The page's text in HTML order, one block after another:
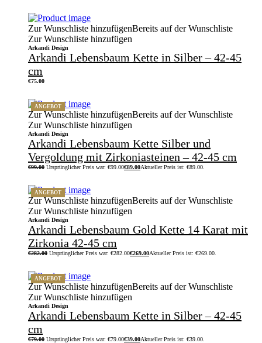
Zur Wunschliste hinzufügenBereits auf der Wunschliste
Zur Wunschliste hinzufügen
Arkandi Design
Arkandi Lebensbaum Kette in Silber – 42-45
cm
€75.00
ANGEBOT
Zur Wunschliste hinzufügenBereits auf der Wunschliste
Zur Wunschliste hinzufügen
Arkandi Design
Arkandi Lebensbaum Kette Silber und
Vergoldung mit Zirkoniasteinen – 42-45 cm
€99.00 Ursprünglicher Preis war: €99.00€89.00Aktueller Preis ist: €89.00.
ANGEBOT
Zur Wunschliste hinzufügenBereits auf der Wunschliste
Zur Wunschliste hinzufügen
Arkandi Design
Arkandi Lebensbaum Gold Kette 14 Karat mit
Zirkonia 42-45 cm
€282.00 Ursprünglicher Preis war: €282.00€269.00Aktueller Preis ist: €269.00.
ANGEBOT
Zur Wunschliste hinzufügenBereits auf der Wunschliste
Zur Wunschliste hinzufügen
Arkandi Design
Arkandi Lebensbaum Kette in Silber – 42-45
cm
€79.00 Ursprünglicher Preis war: €79.00€39.00Aktueller Preis ist: €39.00.